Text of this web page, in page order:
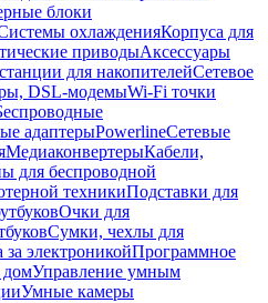
блоки
охлажденияКорпуса для
приводыАксессуары
для накопителейСетевое
DSL-модемыWi-Fi точки
адаптерыPowerlineСетевые
МедиаконвертерыКабели,
для беспроводной
техникиПодставки для
Очки для
Сумки, чехлы для
за электроникойПрограммное
Управление умным
Умные камеры